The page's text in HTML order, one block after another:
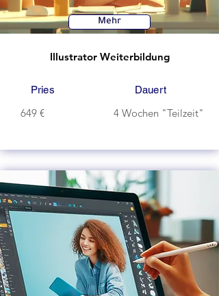
Mehr
Illustrator Weiterbildung
Pries
649 €
Dauert
4 Wochen "Teilzeit"